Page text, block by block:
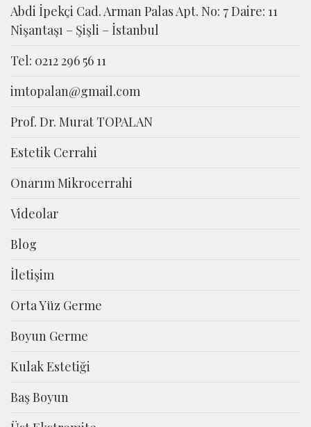
Abdi İpekçi Cad. Arman Palas Apt. No: 7 Daire: 11
Nişantaşı – Şişli – İstanbul
Tel: 0212 296 56 11
imtopalan@gmail.com
Prof. Dr. Murat TOPALAN
Estetik Cerrahi
Onarım Mikrocerrahi
Videolar
Blog
İletişim
Orta Yüz Germe
Boyun Germe
Kulak Estetiği
Baş Boyun